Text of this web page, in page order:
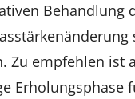
Behandlung
Zu empfehlen ist
Erholungsphase